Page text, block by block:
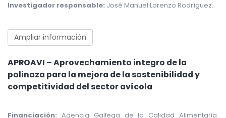
Investigador responsable: José Manuel Lorenzo Rodríguez..
Ampliar información
APROAVI – Aprovechamiento integro de la
polinaza para la mejora de la sostenibilidad y
competitividad del sector avícola
Financiación: Agencia Gallega de la Calidad Alimentaria.